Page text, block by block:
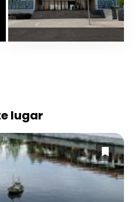
lugar